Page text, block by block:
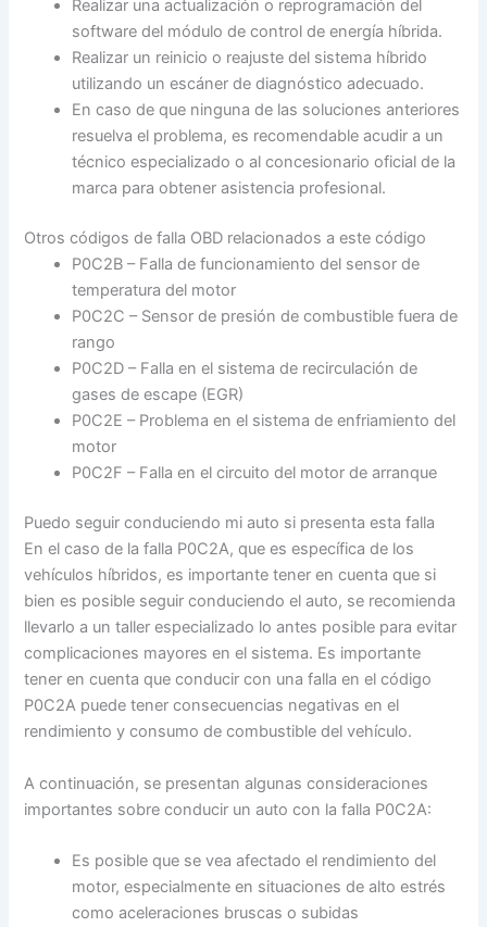
Realizar una actualización o reprogramación del
software del módulo de control de energía híbrida.
Realizar un reinicio o reajuste del sistema híbrido
utilizando un escáner de diagnóstico adecuado.
En caso de que ninguna de las soluciones anteriores
resuelva el problema, es recomendable acudir a un
técnico especializado o al concesionario oficial de la
marca para obtener asistencia profesional.
Otros códigos de falla OBD relacionados a este código
P0C2B – Falla de funcionamiento del sensor de
temperatura del motor
P0C2C – Sensor de presión de combustible fuera de
rango
P0C2D – Falla en el sistema de recirculación de
gases de escape (EGR)
P0C2E – Problema en el sistema de enfriamiento del
motor
P0C2F – Falla en el circuito del motor de arranque
Puedo seguir conduciendo mi auto si presenta esta falla
En el caso de la falla P0C2A, que es específica de los
vehículos híbridos, es importante tener en cuenta que si
bien es posible seguir conduciendo el auto, se recomienda
llevarlo a un taller especializado lo antes posible para evitar
complicaciones mayores en el sistema. Es importante
tener en cuenta que conducir con una falla en el código
P0C2A puede tener consecuencias negativas en el
rendimiento y consumo de combustible del vehículo.
A continuación, se presentan algunas consideraciones
importantes sobre conducir un auto con la falla P0C2A:
Es posible que se vea afectado el rendimiento del
motor, especialmente en situaciones de alto estrés
como aceleraciones bruscas o subidas